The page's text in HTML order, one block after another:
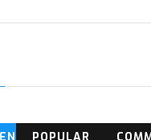
POPULAR